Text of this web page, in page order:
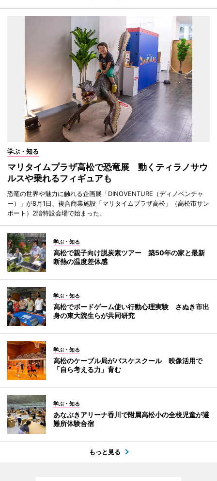
学ぶ・知る
マリタイムプラザ高松で恐竜展 動くティラノサウ
ルスや乗れるフィギュアも
恐竜の世界や魅力に触れる企画展「DINOVENTURE（ディノベンチャ
ー）」が8月1日、複合商業施設「マリタイムプラザ高松」（高松市サン
ポート）2階特設会場で始まった。
学ぶ・知る
高松で親子向け脱炭素ツアー 築50年の家と最新
断熱の温度差体感
学ぶ・知る
高松でボードゲーム使い行動心理実験 さぬき市出
身の東大院生らが共同研究
学ぶ・知る
高松のケーブル局がバスケスクール 映像活用で
「自ら考える力」育む
学ぶ・知る
あなぶきアリーナ香川で附属高松小の全校児童が避
難所体験合宿
もっと見る